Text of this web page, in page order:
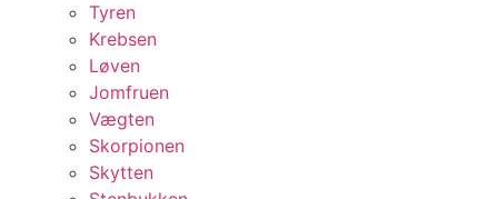
Tyren
Krebsen
Løven
Jomfruen
Vægten
Skorpionen
Skytten